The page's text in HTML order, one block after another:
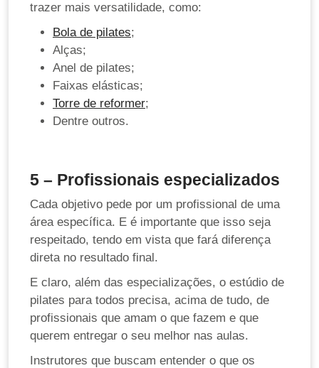
trazer mais versatilidade, como:
Bola de pilates;
Alças;
Anel de pilates;
Faixas elásticas;
Torre de reformer;
Dentre outros.
5 – Profissionais especializados
Cada objetivo pede por um profissional de uma
área específica. E é importante que isso seja
respeitado, tendo em vista que fará diferença
direta no resultado final.
E claro, além das especializações, o estúdio de
pilates para todos precisa, acima de tudo, de
profissionais que amam o que fazem e que
querem entregar o seu melhor nas aulas.
Instrutores que buscam entender o que os